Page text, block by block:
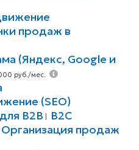
продаж в
(Яндекс, Google и
руб./мес.
(SEO)
B2В
B2C
Организация продаж